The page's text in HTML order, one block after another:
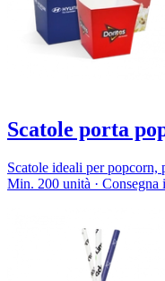
Scatole porta
Scatole ideali per popcorn,
Min. 200 unità · Consegna